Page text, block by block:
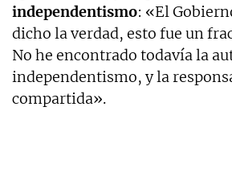
independentismo: «El
dicho la verdad, esto fue un
No he encontrado todavía la
independentismo, y la
compartida».